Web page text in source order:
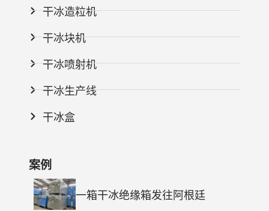
干冰造粒机
干冰块机
干冰喷射机
干冰生产线
干冰盒
案例
一箱干冰绝缘箱发往阿根廷